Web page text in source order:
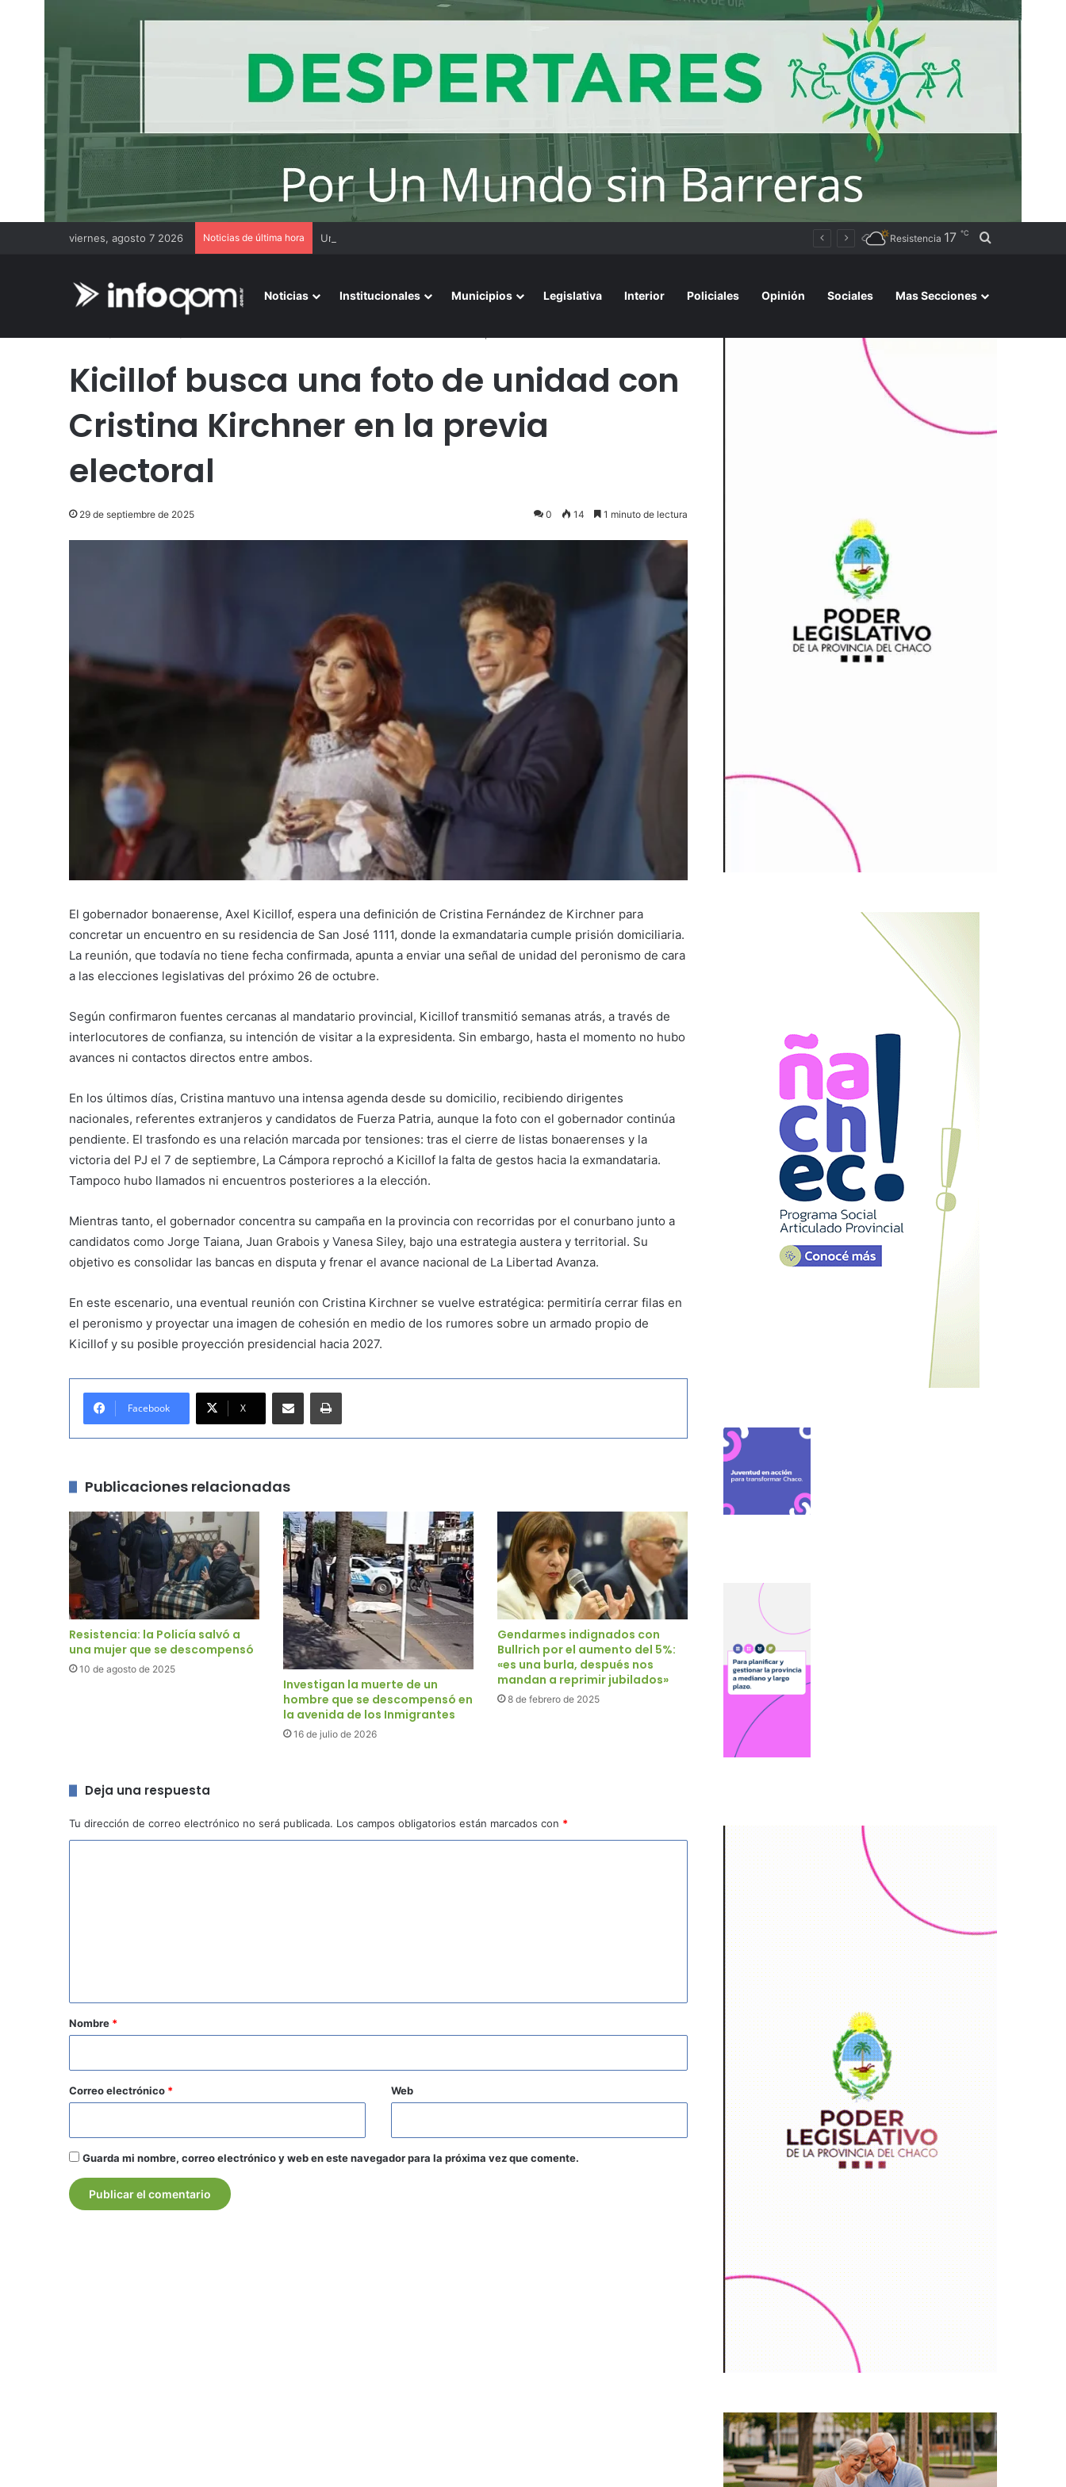
viernes, agosto 7 2026 Noticias de última hora Resistencia 17 ℃ Buscar por
Noticias Institucionales Municipios Legislativa Interior Policiales Opinión Sociales Mas Secciones
Kicillof busca una foto de unidad con
Cristina Kirchner en la previa
electoral
29 de septiembre de 2025 0 14 1 minuto de lectura
El gobernador bonaerense, Axel Kicillof, espera una definición de Cristina Fernández de Kirchner para
concretar un encuentro en su residencia de San José 1111, donde la exmandataria cumple prisión domiciliaria.
La reunión, que todavía no tiene fecha confirmada, apunta a enviar una señal de unidad del peronismo de cara
a las elecciones legislativas del próximo 26 de octubre.
Según confirmaron fuentes cercanas al mandatario provincial, Kicillof transmitió semanas atrás, a través de
interlocutores de confianza, su intención de visitar a la expresidenta. Sin embargo, hasta el momento no hubo
avances ni contactos directos entre ambos.
En los últimos días, Cristina mantuvo una intensa agenda desde su domicilio, recibiendo dirigentes
nacionales, referentes extranjeros y candidatos de Fuerza Patria, aunque la foto con el gobernador continúa
pendiente. El trasfondo es una relación marcada por tensiones: tras el cierre de listas bonaerenses y la
victoria del PJ el 7 de septiembre, La Cámpora reprochó a Kicillof la falta de gestos hacia la exmandataria.
Tampoco hubo llamados ni encuentros posteriores a la elección.
Mientras tanto, el gobernador concentra su campaña en la provincia con recorridas por el conurbano junto a
candidatos como Jorge Taiana, Juan Grabois y Vanesa Siley, bajo una estrategia austera y territorial. Su
objetivo es consolidar las bancas en disputa y frenar el avance nacional de La Libertad Avanza.
En este escenario, una eventual reunión con Cristina Kirchner se vuelve estratégica: permitiría cerrar filas en
el peronismo y proyectar una imagen de cohesión en medio de los rumores sobre un armado propio de
Kicillof y su posible proyección presidencial hacia 2027.
Facebook X
Publicaciones relacionadas
Resistencia: la Policía salvó a
una mujer que se descompensó
10 de agosto de 2025
Investigan la muerte de un
hombre que se descompensó en
la avenida de los Inmigrantes
16 de julio de 2026
Gendarmes indignados con
Bullrich por el aumento del 5%:
«es una burla, después nos
mandan a reprimir jubilados»
8 de febrero de 2025
Deja una respuesta
Tu dirección de correo electrónico no será publicada. Los campos obligatorios están marcados con *
r
o
*
Nombre *
Correo electrónico * Web
Guarda mi nombre, correo electrónico y web en este navegador para la próxima vez que comente.